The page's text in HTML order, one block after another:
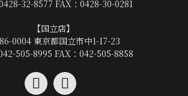
32-8577 FAX：0428-30-0281
【国立店】
0004 東京都国立市中1-17-23
505-8995 FAX：042-505-8858